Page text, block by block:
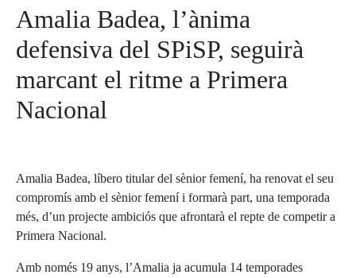
Amalia Badea, l’ànima
defensiva del SPiSP, seguirà
marcant el ritme a Primera
Nacional
Amalia Badea, líbero titular del sènior femení, ha renovat el seu
compromís amb el sènior femení i formarà part, una temporada
més, d’un projecte ambiciós que afrontarà el repte de competir a
Primera Nacional.
Amb només 19 anys, l’Amalia ja acumula 14 temporades